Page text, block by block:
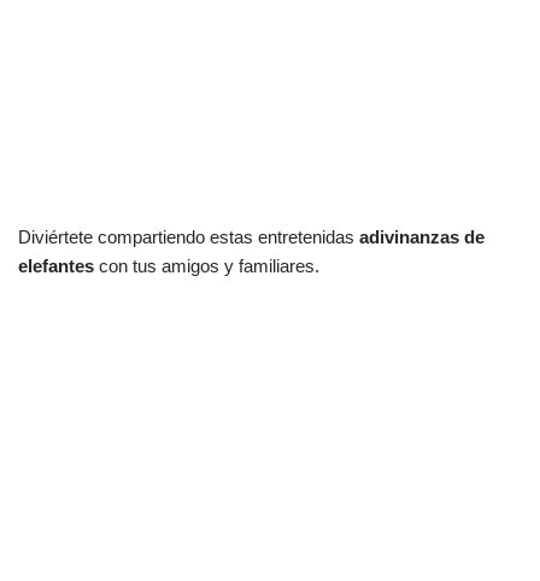
Diviértete compartiendo estas entretenidas adivinanzas de
elefantes con tus amigos y familiares.